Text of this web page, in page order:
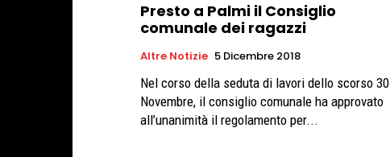
Presto a Palmi il Consiglio
comunale dei ragazzi
Altre Notizie 5 Dicembre 2018
Nel corso della seduta di lavori dello scorso 30
Novembre, il consiglio comunale ha approvato
all’unanimità il regolamento per...